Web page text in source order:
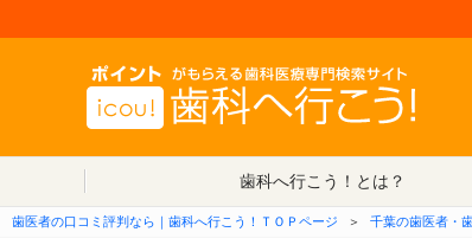
歯科へ行こう！とは？
歯医者の口コミ評判なら｜歯科へ行こう！ＴＯＰページ ＞ 千葉の歯医者・